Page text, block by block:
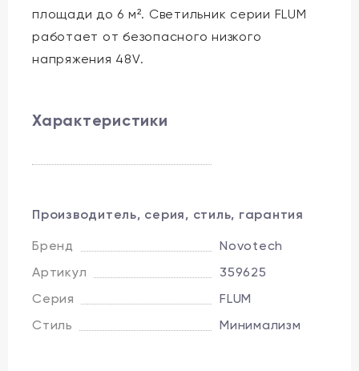
площади до 6 м². Светильник серии FLUM
работает от безопасного низкого
напряжения 48V.
Характеристики
Производитель, серия, стиль, гарантия
Бренд
Novotech
Артикул
359625
Серия
FLUM
Стиль
Минимализм